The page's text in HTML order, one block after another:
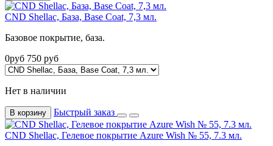
CND Shellac, База, Base Coat, 7,3 мл.
Базовое покрытие, база.
0руб 750 руб
Нет в наличии
В корзину Быстрый заказ
CND Shellac, Гелевое покрытие Azure Wish № 55, 7.3 мл.